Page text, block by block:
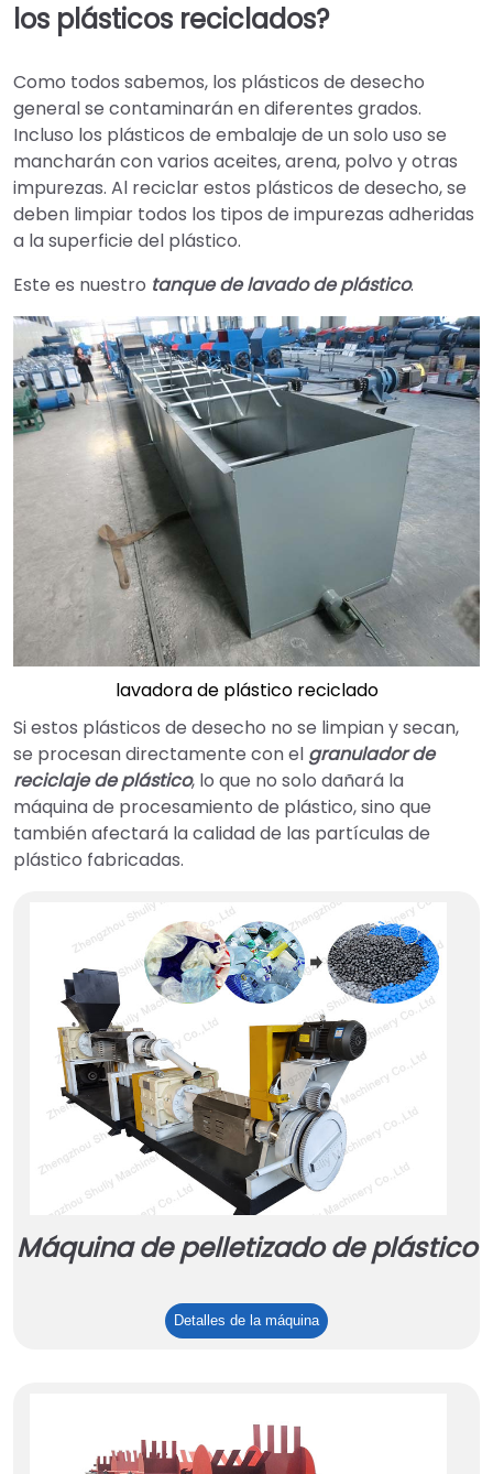
los plásticos reciclados?
Como todos sabemos, los plásticos de desecho
general se contaminarán en diferentes grados.
Incluso los plásticos de embalaje de un solo uso se
mancharán con varios aceites, arena, polvo y otras
impurezas. Al reciclar estos plásticos de desecho, se
deben limpiar todos los tipos de impurezas adheridas
a la superficie del plástico.
Este es nuestro tanque de lavado de plástico.
lavadora de plástico reciclado
Si estos plásticos de desecho no se limpian y secan,
se procesan directamente con el granulador de
reciclaje de plástico, lo que no solo dañará la
máquina de procesamiento de plástico, sino que
también afectará la calidad de las partículas de
plástico fabricadas.
Máquina de pelletizado de plástico
Detalles de la máquinaMáquina